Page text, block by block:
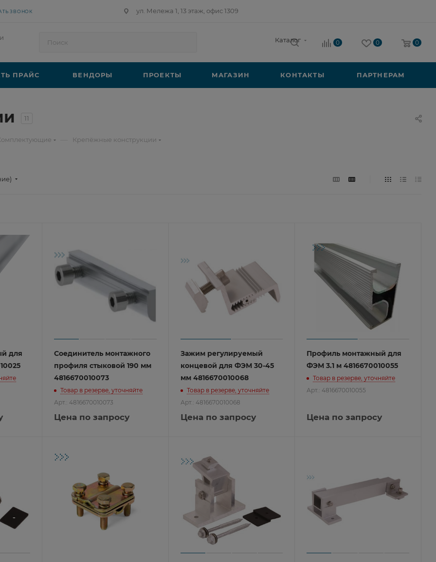
ЗВОНОК ул. Мележа 1, 13 этаж, офис 1309
Каталог 0 0 0
ПРАЙС ВЕНДОРЫ ПРОЕКТЫ МАГАЗИН КОНТАКТЫ ПАРТНЕРАМ
11
Крепёжные конструкции
для
Соединитель монтажного
профиля стыковой 190 мм
4816670010073
Товар в резерве, уточняйте
Арт.: 4816670010073
Цена по запросу
Зажим регулируемый
концевой для ФЭМ 30-45
мм 4816670010068
Товар в резерве, уточняйте
Арт.: 4816670010068
Цена по запросу
Профиль монтажный для
ФЭМ 3.1 м 4816670010055
Товар в резерве, уточняйте
Арт.: 4816670010055
Цена по запросу
бизнеса
LTE
110-го типа
адаптеры
PoE
шкафы